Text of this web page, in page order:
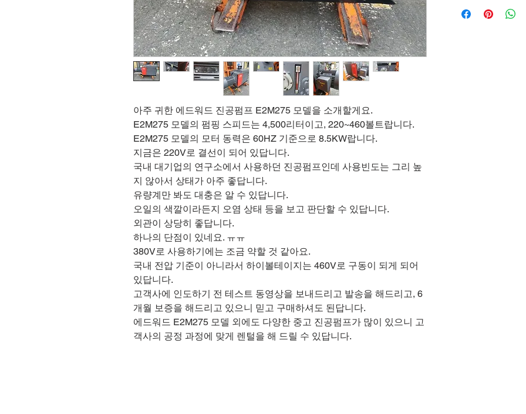
아주 귀한 에드워드 진공펌프 E2M275 모델을 소개할게요.
E2M275 모델의 펌핑 스피드는 4,500리터이고, 220~460볼트랍니다.
E2M275 모델의 모터 동력은 60HZ 기준으로 8.5KW랍니다.
지금은 220V로 결선이 되어 있답니다.
국내 대기업의 연구소에서 사용하던 진공펌프인데 사용빈도는 그리 높
지 않아서 상태가 아주 좋답니다.
유량계만 봐도 대충은 알 수 있답니다.
오일의 색깔이라든지 오염 상태 등을 보고 판단할 수 있답니다.
외관이 상당히 좋답니다.
하나의 단점이 있네요. ㅠㅠ
380V로 사용하기에는 조금 약할 것 같아요.
국내 전압 기준이 아니라서 하이볼테이지는 460V로 구동이 되게 되어
있답니다.
고객사에 인도하기 전 테스트 동영상을 보내드리고 발송을 해드리고, 6
개월 보증을 해드리고 있으니 믿고 구매하셔도 된답니다.
에드워드 E2M275 모델 외에도 다양한 중고 진공펌프가 많이 있으니 고
객사의 공정 과정에 맞게 렌털을 해 드릴 수 있답니다.